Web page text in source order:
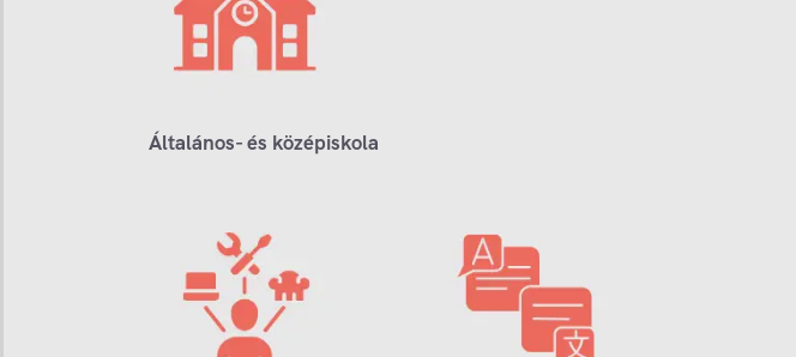
Általános- és középiskola